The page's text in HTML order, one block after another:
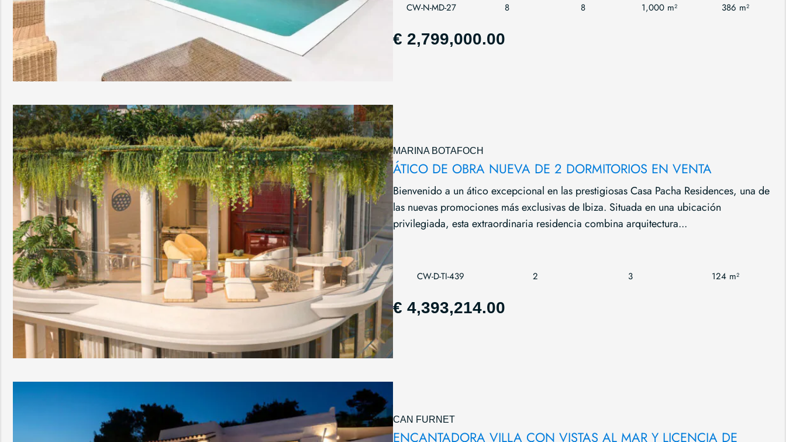
CW-N-MD-27 8 8 1,000 m² 386 m²
€ 2,799,000.00
MARINA BOTAFOCH
ÁTICO DE OBRA NUEVA DE 2 DORMITORIOS EN VENTA
Bienvenido a un ático excepcional en las prestigiosas Casa Pacha Residences, una de
las nuevas promociones más exclusivas de Ibiza. Situada en una ubicación
privilegiada, esta extraordinaria residencia combina arquitectura...
CW-D-TI-439 2 3 124 m²
€ 4,393,214.00
CAN FURNET
ENCANTADORA VILLA CON VISTAS AL MAR Y LICENCIA DE